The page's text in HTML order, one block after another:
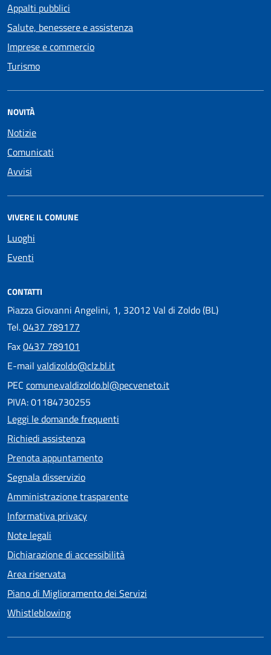
Appalti pubblici
Salute, benessere e assistenza
Imprese e commercio
Turismo
NOVITÀ
Notizie
Comunicati
Avvisi
VIVERE IL COMUNE
Luoghi
Eventi
CONTATTI
Piazza Giovanni Angelini, 1, 32012 Val di Zoldo (BL)
Tel.0437 789177
Fax0437 789101
E-mail valdizoldo@clz.bl.it
PEC comune.valdizoldo.bl@pecveneto.it
PIVA: 01184730255
Leggi le domande frequenti
Richiedi assistenza
Prenota appuntamento
Segnala disservizio
Amministrazione trasparente
Informativa privacy
Note legali
Dichiarazione di accessibilità
Area riservata
Piano di Miglioramento dei Servizi
Whistleblowing